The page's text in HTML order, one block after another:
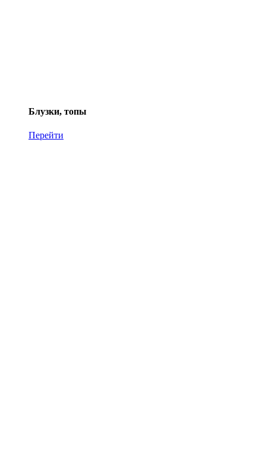
Блузки, топы
Перейти